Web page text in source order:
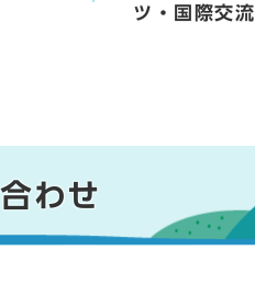
ツ・国際交流
わせ